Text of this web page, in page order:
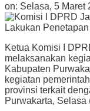
on: Selasa, 5 Maret
Ketua Komisi I
melaksanakan
Kabupaten
kegiatan
provinsi terkait
Purwakarta, Selasa